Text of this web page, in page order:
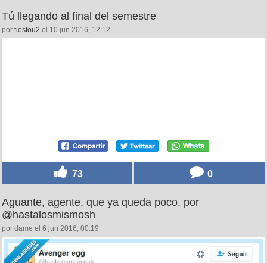
Tú llegando al final del semestre
por tiestou2 el 10 jun 2016, 12:12
73 0
Aguante, agente, que ya queda poco, por
@hastalosmismosh
por dame el 6 jun 2016, 00:19